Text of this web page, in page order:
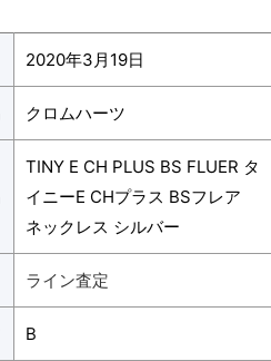
2020年3月19日
クロムハーツ
TINY E CH PLUS BS FLUER タ
イニーE CHプラス BSフレア
ネックレス シルバー
ライン査定
B